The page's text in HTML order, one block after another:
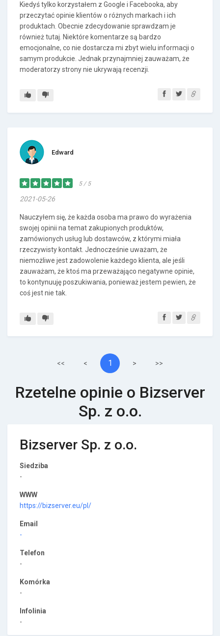
Kiedyś tylko korzystałem z Google i Facebooka, aby
przeczytać opinie klientów o różnych markach i ich
produktach. Obecnie zdecydowanie sprawdzam je
również tutaj. Niektóre komentarze są bardzo
emocjonalne, co nie dostarcza mi zbyt wielu informacji o
samym produkcie. Jednak przynajmniej zauważam, że
moderatorzy strony nie ukrywają recenzji.
Edward
5 / 5
2021-05-26
Nauczyłem się, że każda osoba ma prawo do wyrażenia
swojej opinii na temat zakupionych produktów,
zamówionych usług lub dostawców, z którymi miała
rzeczywisty kontakt. Jednocześnie uważam, że
niemożliwe jest zadowolenie każdego klienta, ale jeśli
zauważam, że ktoś ma przeważająco negatywne opinie,
to kontynuuję poszukiwania, ponieważ jestem pewien, że
coś jest nie tak.
<< < 1 > >>
Rzetelne opinie o Bizserver
Sp. z o.o.
Bizserver Sp. z o.o.
Siedziba
-
WWW
https://bizserver.eu/pl/
Email
-
Telefon
-
Komórka
-
Infolinia
-